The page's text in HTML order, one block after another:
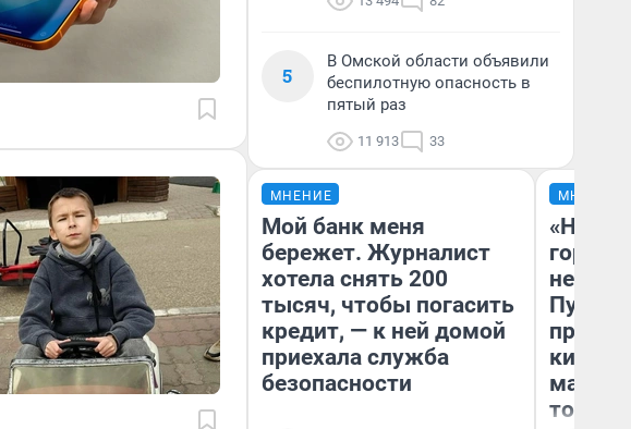
5
В Омской области объявили
беспилотную опасность в
пятый раз
11 913 33
МНЕНИЕ
Мой банк меня
бережет. Журналист
хотела снять 200
тысяч, чтобы погасить
кредит, — к ней домой
приехала служба
безопасности
МНЕНИЕ
«Нет
того